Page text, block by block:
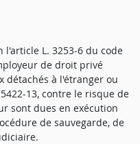
L. 3253-6 du code
de droit privé
détachés à l'étranger ou
13, contre le risque de
sont dues en exécution
de sauvegarde, de